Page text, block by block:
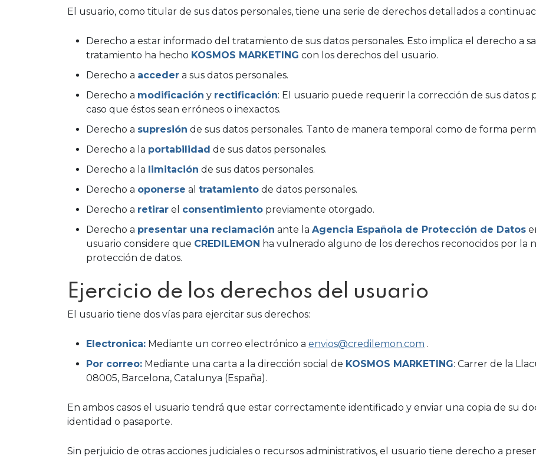
El usuario, como titular de sus datos personales, tiene una serie de derechos detallados a
Derecho a estar informado del tratamiento de sus datos personales. Esto implica el derecho a
tratamiento ha hecho KOSMOS MARKETING con los derechos del usuario.
Derecho a acceder a sus datos personales.
Derecho a modificación y rectificación: El usuario puede requerir la corrección de sus datos
caso que éstos sean erróneos o inexactos.
Derecho a supresión de sus datos personales. Tanto de manera temporal como de forma
Derecho a la portabilidad de sus datos personales.
Derecho a la limitación de sus datos personales.
Derecho a oponerse al tratamiento de datos personales.
Derecho a retirar el consentimiento previamente otorgado.
Derecho a presentar una reclamación ante la Agencia Española de Protección de Datos
usuario considere que CREDILEMON ha vulnerado alguno de los derechos reconocidos por la
protección de datos.
Ejercicio de los derechos del usuario
El usuario tiene dos vías para ejercitar sus derechos:
Electronica: Mediante un correo electrónico a envios@credilemon.com .
Por correo: Mediante una carta a la dirección social de KOSMOS MARKETING: Carrer de la
08005, Barcelona, Catalunya (España).
En ambos casos el usuario tendrá que estar correctamente identificado y enviar una copia de su
identidad o pasaporte.
Sin perjuicio de otras acciones judiciales o recursos administrativos, el usuario tiene derecho a